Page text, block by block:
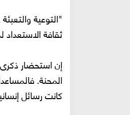
"التوعية
ثقافة
إن استحضار
المحنة.
كانت رسائل